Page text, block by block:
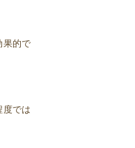
果的で
度では